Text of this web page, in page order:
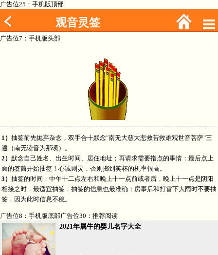
广告位25：手机版顶部
观音灵签
广告位7：手机版头部
1） 抽签前先抛弃杂念，双手合十默念"南无大慈大悲救苦救难观世音菩萨"三
遍（南无读音为那谟）。
2） 默念自己姓名、出生时间、居住地址；再请求需要指点的事情；最后点上
面的签筒开始抽签！心诚则灵，否则掷到笑杯的机率很高。
3） 抽签的时间：中午十二点左右和晚上十一点前或者后，晚上十一点是阴阳
相接之时，最适宜抽签，抽签的信息也最准确；房事后和打雷下大雨时不要抽
签，因为此时信息不稳。
广告位8：手机版底部广告位30：推荐阅读
2021年属牛的婴儿名字大全